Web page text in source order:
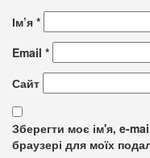
Ім’я *
Email *
Сайт
Зберегти моє ім'я, e-
браузері для моїх